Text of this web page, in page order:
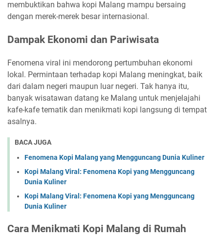
membuktikan bahwa kopi Malang mampu bersaing
dengan merek-merek besar internasional.
Dampak Ekonomi dan Pariwisata
Fenomena viral ini mendorong pertumbuhan ekonomi
lokal. Permintaan terhadap kopi Malang meningkat, baik
dari dalam negeri maupun luar negeri. Tak hanya itu,
banyak wisatawan datang ke Malang untuk menjelajahi
kafe-kafe tematik dan menikmati kopi langsung di tempat
asalnya.
BACA JUGA
Fenomena Kopi Malang yang Mengguncang Dunia Kuliner
Kopi Malang Viral: Fenomena Kopi yang Mengguncang
Dunia Kuliner
Kopi Malang Viral: Fenomena Kopi yang Mengguncang
Dunia Kuliner
Cara Menikmati Kopi Malang di Rumah